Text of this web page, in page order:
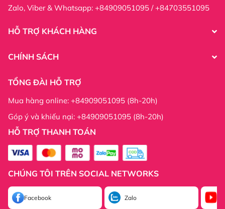
Zalo, Viber & Whatsapp: +84909051095 / +84703551095
HỖ TRỢ KHÁCH HÀNG
CHÍNH SÁCH
TỔNG ĐÀI HỖ TRỢ
Mua hàng online: +84909051095 (8h-20h)
Góp ý và khiếu nại: +84909051095 (8h-20h)
HỖ TRỢ THANH TOÁN
CHÚNG TÔI TRÊN SOCIAL NETWORKS
Facebook Zalo